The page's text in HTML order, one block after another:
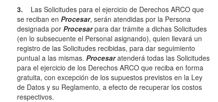
3. Las Solicitudes para el ejercicio de Derechos ARCO que
se reciban en Procesar, serán atendidas por la Persona
designada por Procesarpara dar trámite a dichas Solicitudes
(en lo subsecuente el Personal asignando), quien llevará un
registro de las Solicitudes recibidas, para dar seguimiento
puntual a las mismas. Procesaratenderá todas las Solicitudes
para el ejercicio de los Derechos ARCO que reciba en forma
gratuita, con excepción de los supuestos previstos en la Ley
de Datos y su Reglamento, a efecto de recuperar los costos
respectivos.